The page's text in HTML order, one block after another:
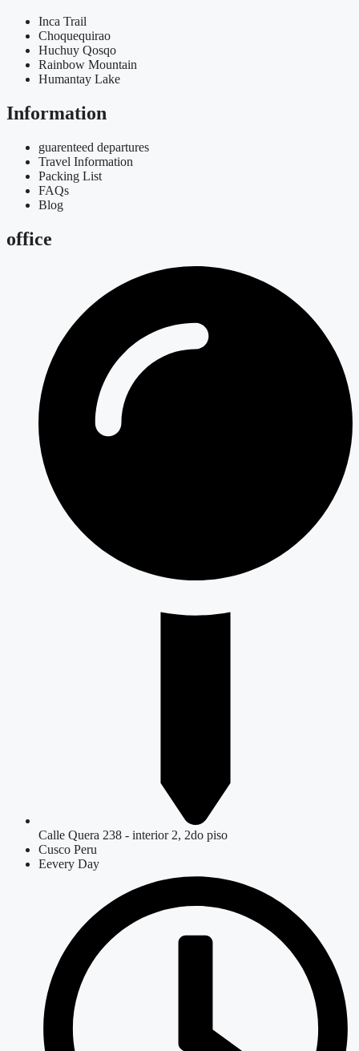
Inca Trail
Choquequirao
Huchuy Qosqo
Rainbow Mountain
Humantay Lake
Information
guarenteed departures
Travel Information
Packing List
FAQs
Blog
office
Calle Quera 238 - interior 2, 2do piso
Cusco Peru
Eevery Day